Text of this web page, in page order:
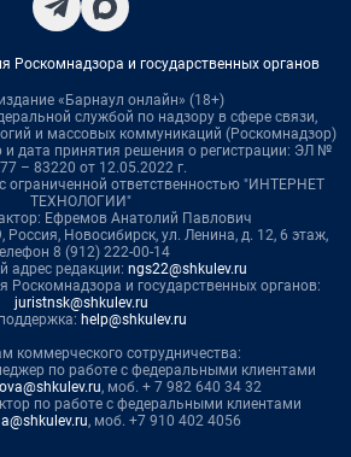
Роскомнадзора и государственных органов
«Барнаул онлайн» (18+)
службой по надзору в сфере связи,
и массовых коммуникаций (Роскомнадзор)
и дата принятия решения о регистрации: ЭЛ №
– 83220 от 12.05.2022 г.
ограниченной ответственностью "ИНТЕРНЕТ
ТЕХНОЛОГИИ"
Ефремов Анатолий Павлович
Россия, Новосибирск, ул. Ленина, д. 12, 6 этаж,
8 (912) 222-00-14
адрес редакции: ngs22@shkulev.ru
Роскомнадзора и государственных органов:
juristnsk@shkulev.ru
help@shkulev.ru
коммерческого сотрудничества:
по работе с федеральными клиентами
, моб. + 7 982 640 34 32
по работе с федеральными клиентами
, моб. +7 910 402 4056